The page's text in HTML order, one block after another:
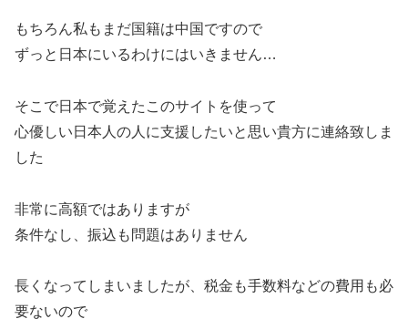
もちろん私もまだ国籍は中国ですので
ずっと日本にいるわけにはいきません…
そこで日本で覚えたこのサイトを使って
心優しい日本人の人に支援したいと思い貴方に連絡致しま
した
非常に高額ではありますが
条件なし、振込も問題はありません
長くなってしまいましたが、税金も手数料などの費用も必
要ないので